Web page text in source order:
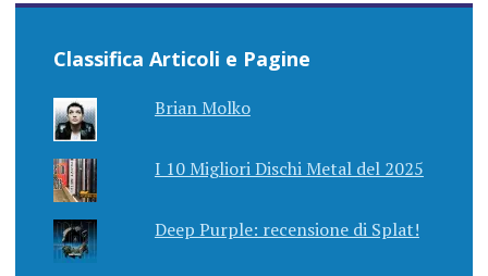
Classifica Articoli e Pagine
Brian Molko
I 10 Migliori Dischi Metal del 2025
Deep Purple: recensione di Splat!